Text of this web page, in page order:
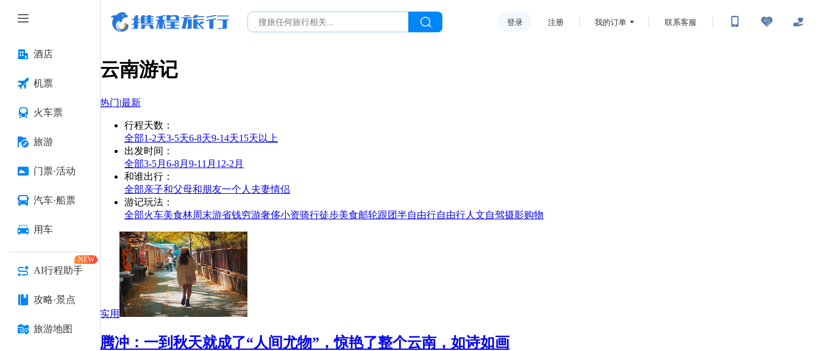
酒店
机票
火车票
旅游
门票·活动
汽车·船票
用车
AI行程助手
NEW
攻略·景点
旅游地图
登录 注册 我的订单 联系客服
云南游记
热门|最新
行程天数 ：
全部1-2天3-5天6-8天9-14天15天以上
出发时间 ：
全部3-5月 6-8月 9-11月 12-2月
和谁出行 ：
全部亲子和父母和朋友一个人 夫妻情侣
游记玩法 ：
全部火车美食林周末游省钱穷游奢侈小资骑行徒步美食邮轮跟团半自由行自由行人文自驾摄影购物
实用
腾冲：一到秋天就成了“人间尤物”，惊艳了整个云南，如诗如画